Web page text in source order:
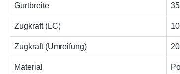
Gurtbreite
Zugkraft (LC)
Zugkraft (Umreifung)
Material